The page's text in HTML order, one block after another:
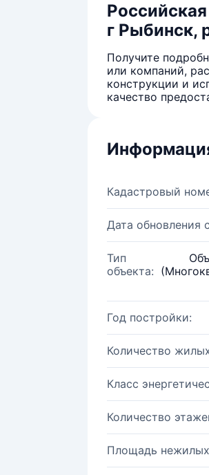
г Рыбинск,
Получите
или компаний,
конструкции и
качество
Кадастровый
Дата обновления
Тип
объекта:
Год постройки:
Количество
Класс
Количество
Площадь